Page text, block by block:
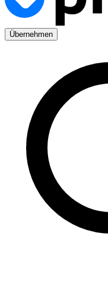
Übernehmen